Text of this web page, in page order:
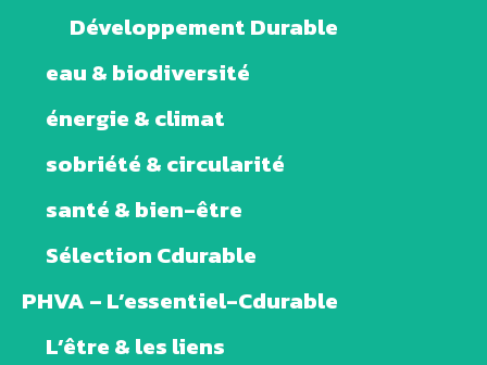
Développement Durable
eau & biodiversité
énergie & climat
sobriété & circularité
santé & bien-être
Sélection Cdurable
PHVA – L’essentiel-Cdurable
L’être & les liens